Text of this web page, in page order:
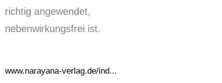
richtig angewendet,
nebenwirkungsfrei ist.
www.narayana-verlag.de/ind...